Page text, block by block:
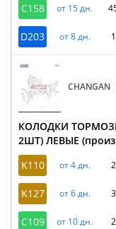
C158 от 15 дн.
D203 от 8 дн.
CHANGAN
КОЛОДКИ
2ШТ) ЛЕВЫЕ
K110
от 4 дн.
K127 от 6 дн.
C109 от 10 дн.